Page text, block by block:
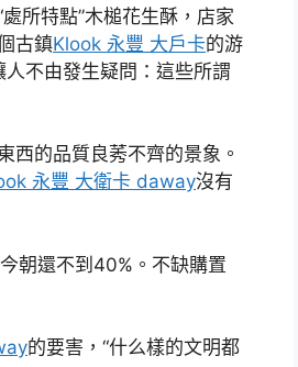
所特點”木槌花生酥，店家
古鎮Klook 永豐 大戶卡的游
人不由發生疑問：這些所謂
西的品質良莠不齊的景象。
永豐 大衛卡 daway沒有
朝還不到40%。不缺購置
的要害，“什么樣的文明都